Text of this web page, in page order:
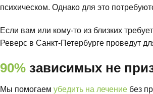
психическом. Однако для это
Если вам или кому-то из близких
Реверс в Санкт-Петербурге проведут
90% зависимых не
Мы помогаем убедить на лечение без